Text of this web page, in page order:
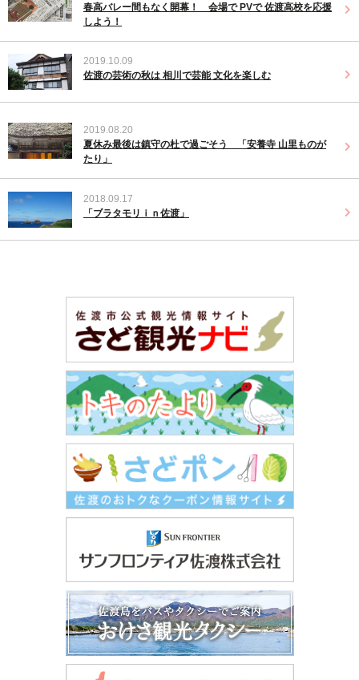
春高バレー間もなく開幕！ 会場で PVで 佐渡高校を応援
しよう！
2019.10.09
佐渡の芸術の秋は 相川で芸能 文化を楽しむ
2019.08.20
夏休み最後は鎮守の杜で過ごそう 「安養寺 山里ものが
たり」
2018.09.17
「ブラタモリｉｎ佐渡」